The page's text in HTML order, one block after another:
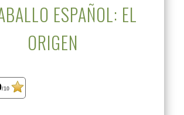
ESPAÑOL: EL
ORIGEN
/10